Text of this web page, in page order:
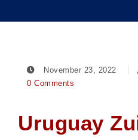
November 23, 2022
0 Comments
Uruguay